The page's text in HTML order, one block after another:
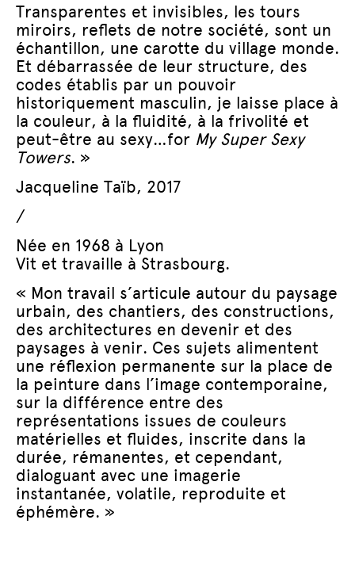
Transparentes et invisibles, les tours
miroirs, reflets de notre société, sont un
échantillon, une carotte du village monde.
Et débarrassée de leur structure, des
codes établis par un pouvoir
historiquement masculin, je laisse place à
la couleur, à la fluidité, à la frivolité et
peut-être au sexy…for My Super Sexy
Towers. »
Jacqueline Taïb, 2017
/
Née en 1968 à Lyon
Vit et travaille à Strasbourg.
« Mon travail s’articule autour du paysage
urbain, des chantiers, des constructions,
des architectures en devenir et des
paysages à venir. Ces sujets alimentent
une réflexion permanente sur la place de
la peinture dans l’image contemporaine,
sur la différence entre des
représentations issues de couleurs
matérielles et fluides, inscrite dans la
durée, rémanentes, et cependant,
dialoguant avec une imagerie
instantanée, volatile, reproduite et
éphémère. »